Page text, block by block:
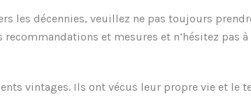
les décennies, veuillez ne pas toujours
et mesures et n’hésitez pas
vintages. Ils ont vécus leur propre vie et le